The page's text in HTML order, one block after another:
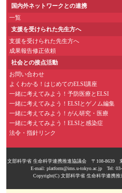
国内外ネットワークとの連携
一覧
支援を受けられた先生方へ
支援を受けられた先生方へ
成果報告修正依頼
社会との接点活動
お問い合わせ
よくわかる！はじめてのELSI講座
一緒に考えてみよう！予防医療とELSI
一緒に考えてみよう！ELSIとゲノム編集
一緒に考えてみよう！がん研究・医療
一緒に考えてみよう！ELSIと感染症
法令・指針リンク
文部科学省 生命科学連携推進協議会 〒108-8639
E-mail: platform@ims.u-tokyo.ac.jp Tel:
Copyright(C) 文部科学省 生命科学連携推